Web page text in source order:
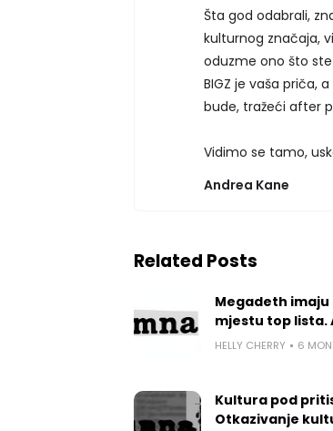
Šta god odabrali,
kulturnog značaja,
oduzme ono što
BIGZ je vaša priča,
bude, tražeći after
Vidimo se tamo,
Andrea Kane
Related Posts
Megadeth
mjestu top lista.
HELLY CHERRY 6
Kultura pod
Otkazivanje